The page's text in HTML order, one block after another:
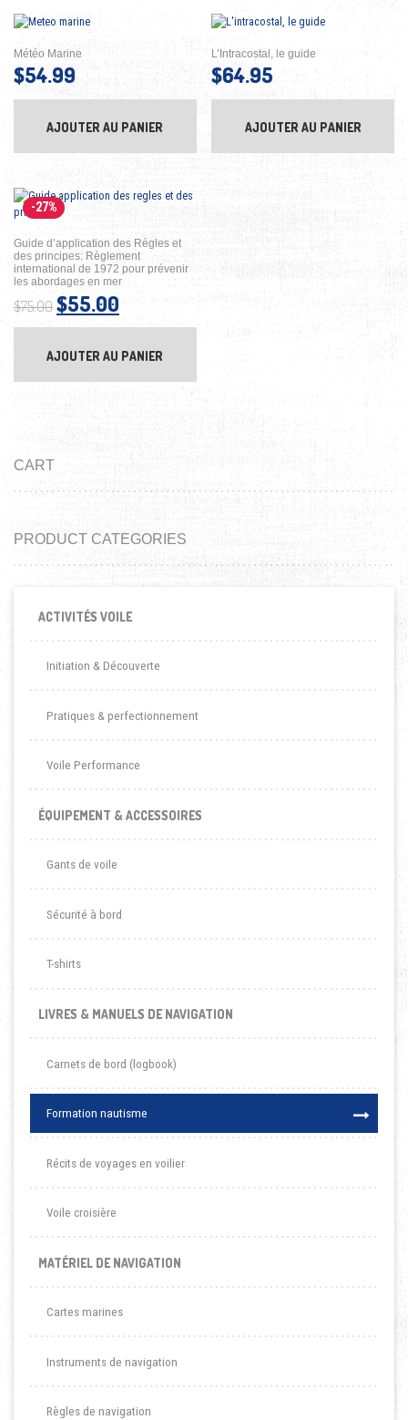
Météo Marine
$54.99
AJOUTER AU PANIER
L’Intracostal, le guide
$64.95
AJOUTER AU PANIER
-27%
Guide d’application des Règles et
des principes: Règlement
international de 1972 pour prévenir
les abordages en mer
$75.00 Le prix initial était : $75.00.
$55.00 Le prix actuel est : $55.00.
AJOUTER AU PANIER
CART
PRODUCT CATEGORIES
ACTIVITÉS VOILE
Initiation & Découverte
Pratiques & perfectionnement
Voile Performance
ÉQUIPEMENT & ACCESSOIRES
Gants de voile
Sécurité à bord
T-shirts
LIVRES & MANUELS DE NAVIGATION
Carnets de bord (logbook)
Formation nautisme
Récits de voyages en voilier
Voile croisière
MATÉRIEL DE NAVIGATION
Cartes marines
Instruments de navigation
Règles de navigation